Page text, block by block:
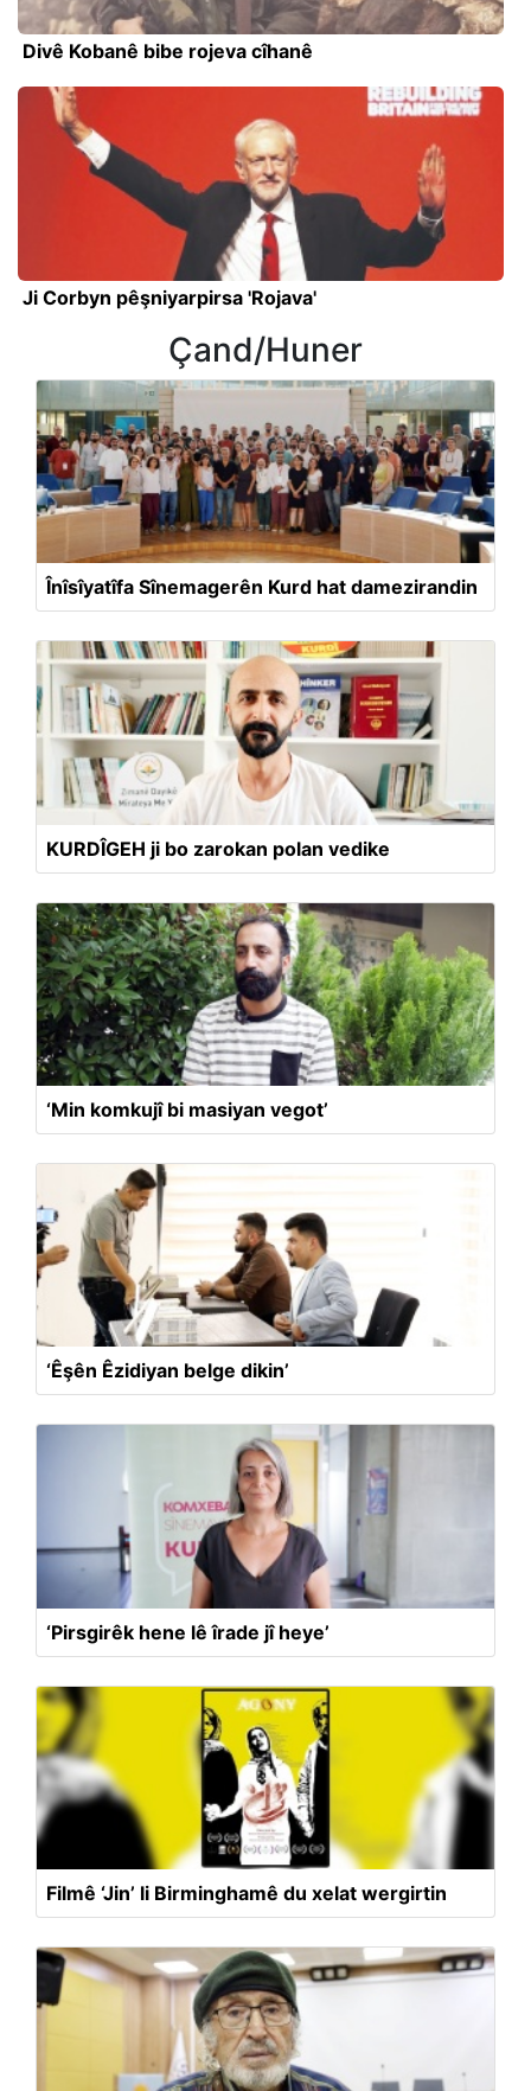
Divê Kobanê bibe rojeva cîhanê
Ji Corbyn pêşniyarpirsa 'Rojava'
Çand/Huner
Înîsîyatîfa Sînemagerên Kurd hat damezirandin
KURDÎGEH ji bo zarokan polan vedike
‘Min komkujî bi masiyan vegot’
‘Êşên Êzidiyan belge dikin’
‘Pirsgirêk hene lê îrade jî heye’
Filmê ‘Jin’ li Birminghamê du xelat wergirtin